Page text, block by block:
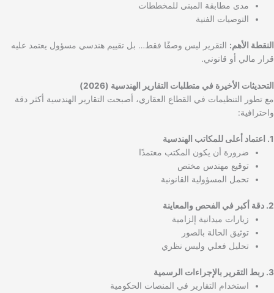
مدى مطابقة المبنى للمخططات
التوصيات الفنية
النقطة الأهم: التقرير ليس وصفًا فقط… بل تقييم هندسي مسؤول يعتمد عليه
قرار مالي أو قانوني.
التحديثات الأخيرة في متطلبات التقارير الهندسية (2026)
مع تطور التنظيمات في القطاع العقاري، أصبحت التقارير الهندسية أكثر دقة
واحترافية:
1. اعتماد أعلى للمكاتب الهندسية
ضرورة أن يكون المكتب معتمدًا
توقيع مهندس مختص
تحمل المسؤولية القانونية
2. دقة أكبر في الفحص والمعاينة
زيارات ميدانية إلزامية
توثيق الحالة بالصور
تحليل فعلي وليس نظري
3. ربط التقرير بالإجراءات الرسمية
استخدام التقارير في المنصات الحكومية